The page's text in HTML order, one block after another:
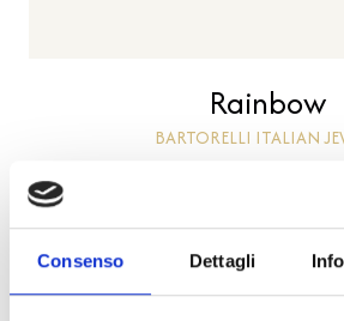
Consenso Dettagli
Rainbow
BARTORELLI ITALIAN
Bracciale tennis rainbow in oro
Prezzo su
Disponibile su